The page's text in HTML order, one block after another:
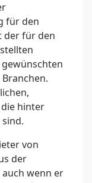
für den
der für den
hinter
von
der
wenn er